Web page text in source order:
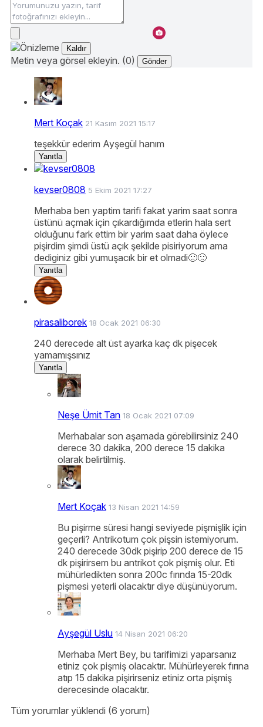
Kaldır
Metin veya görsel ekleyin. (0) Gönder
Mert Koçak 21 Kasım 2021 15:17
teşekkür ederim Ayşegül hanım
Yanıtla
kevser0808 5 Ekim 2021 17:27
Merhaba ben yaptim tarifi fakat yarim saat sonra
üstünü açmak için çıkardığımda etlerin hala sert
olduğunu fark ettim bir yarim saat daha öylece
pişirdim şimdi üstü açık şekilde pisiriyorum ama
dediginiz gibi yumuşacık bir et olmadi🙁🙁
Yanıtla
pirasaliborek 18 Ocak 2021 06:30
240 derecede alt üst ayarka kaç dk pişecek
yamamışsınız
Yanıtla
Neşe Ümit Tan 18 Ocak 2021 07:09
Merhabalar son aşamada görebilirsiniz 240
derece 30 dakika, 200 derece 15 dakika
olarak belirtilmiş.
Mert Koçak 13 Nisan 2021 14:59
Bu pişirme süresi hangi seviyede pişmişlik için
geçerli? Antrikotum çok pişsin istemiyorum.
240 derecede 30dk pişirip 200 derece de 15
dk pişirirsem bu antrikot çok pişmiş olur. Eti
mühürledikten sonra 200c fırında 15-20dk
pişmesi yeterli olacaktır diye düşünüyorum.
Ayşegül Uslu 14 Nisan 2021 06:20
Merhaba Mert Bey, bu tarifimizi yaparsanız
etiniz çok pişmiş olacaktır. Mühürleyerek fırına
atıp 15 dakika pişirirseniz etiniz orta pişmiş
derecesinde olacaktır.
Tüm yorumlar yüklendi (6 yorum)